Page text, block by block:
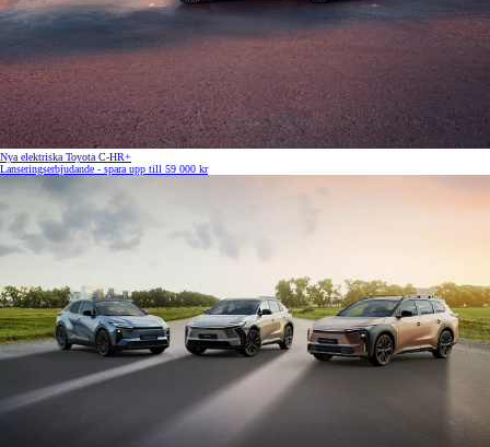
Nya elektriska Toyota C-HR+
Lanseringserbjudande - spara upp till 59 000 kr